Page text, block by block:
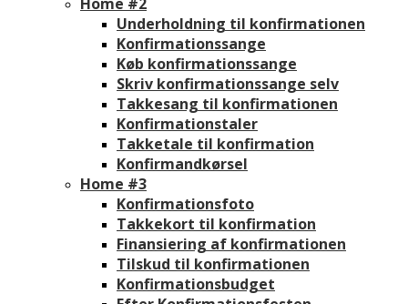
Underholdning til konfirmationen
Konfirmationssange
Køb konfirmationssange
Skriv konfirmationssange selv
Takkesang til konfirmationen
Konfirmationstaler
Takketale til konfirmation
Konfirmandkørsel
Home #3
Konfirmationsfoto
Takkekort til konfirmation
Finansiering af konfirmationen
Tilskud til konfirmationen
Konfirmationsbudget